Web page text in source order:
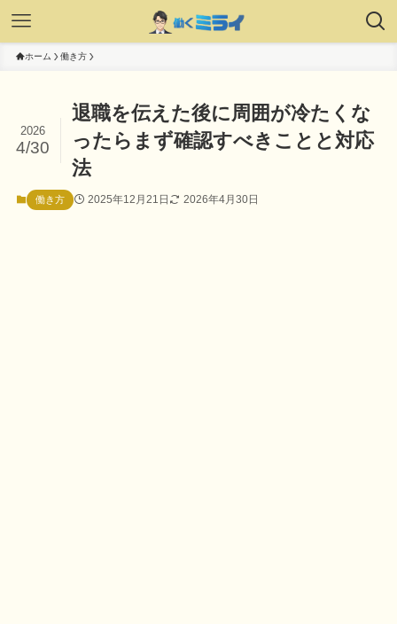
ホーム 働き方
退職を伝えた後に周囲が冷たくな
ったらまず確認すべきことと対応
法
2026
4/30
働き方 2025年12月21日 2026年4月30日